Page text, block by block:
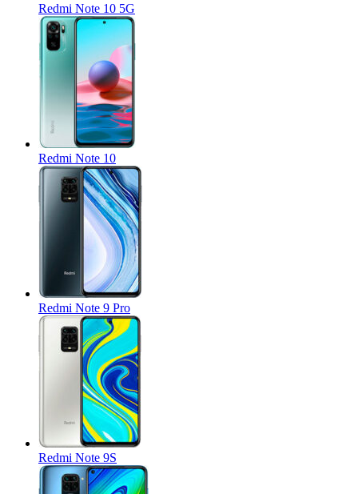
Redmi Note 10 5G
Redmi Note 10
Redmi Note 9 Pro
Redmi Note 9S